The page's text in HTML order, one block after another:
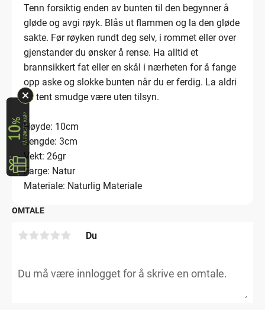
Tenn forsiktig enden av bunten til den begynner å
gløde og avgi røyk. Blås ut flammen og la den gløde
sakte. Før røyken rundt deg selv, i rommet eller over
gjenstander du ønsker å rense. Ha alltid et
brannsikkert fat eller en skål i nærheten for å fange
opp aske og slokke bunten når du er ferdig. La aldri
en tent smudge være uten tilsyn.
Høyde: 10cm
Lengde: 3cm
Vekt: 26gr
Farge: Natur
Materiale: Naturlig Materiale
OMTALE
Du